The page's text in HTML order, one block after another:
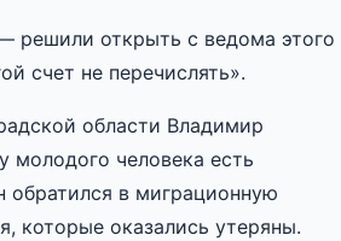
открыть с ведома этого
счет не перечислять».
области Владимир
молодого человека есть
обратился в миграционную
которые оказались утеряны.